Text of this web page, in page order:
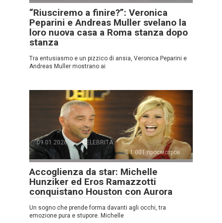
“Riusciremo a finire?”: Veronica
Peparini e Andreas Muller svelano la
loro nuova casa a Roma stanza dopo
stanza
Tra entusiasmo e un pizzico di ansia, Veronica Peparini e
Andreas Muller mostrano ai
09.01.2026
CELEBRITÀ
1.001 просмотров
Accoglienza da star: Michelle
Hunziker ed Eros Ramazzotti
conquistano Houston con Aurora
Un sogno che prende forma davanti agli occhi, tra
emozione pura e stupore. Michelle